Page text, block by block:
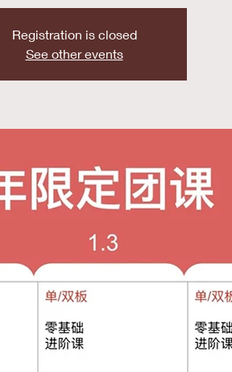
Registration is closed
See other events